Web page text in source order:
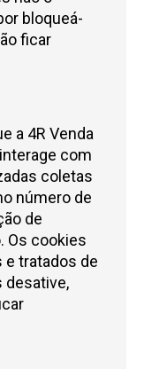
bloqueá-
ficar
a 4R Venda
com
coletas
número de
de
Os cookies
tratados de
desative,